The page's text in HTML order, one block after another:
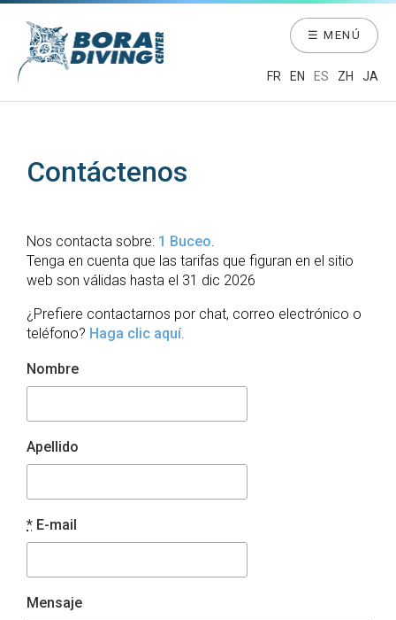
FR EN ES ZH JA
☰ MENÚ
Contáctenos
Nos contacta sobre: 1 Buceo.
Tenga en cuenta que las tarifas que figuran en el sitio
web son válidas hasta el 31 dic 2026
¿Prefiere contactarnos por chat, correo electrónico o
teléfono? Haga clic aquí.
Nombre
Apellido
* E-mail
Mensaje